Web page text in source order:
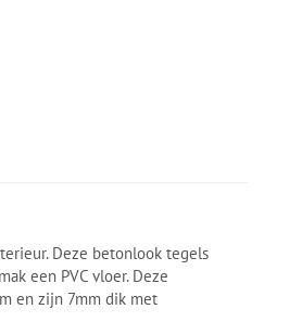
Deze betonlook tegels
een PVC vloer. Deze
en zijn 7mm dik met